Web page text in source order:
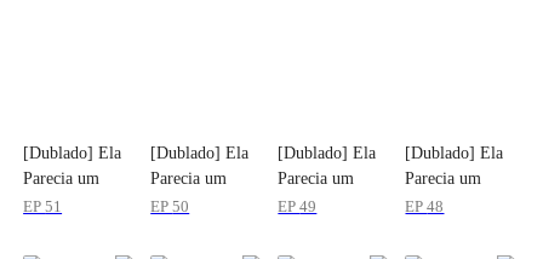
[Dublado] Ela
Parecia um
Anjo
EP51
[Dublado] Ela
Parecia um
Anjo
EP50
[Dublado] Ela
Parecia um
Anjo
EP49
[Dublado] Ela
Parecia um
Anjo
EP48